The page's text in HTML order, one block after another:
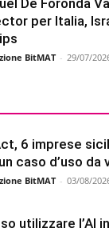
De Foronda
per Italia,
BitMAT - 29/07/
6 imprese
caso d’uso da
BitMAT - 03/08/
utilizzare l’AI